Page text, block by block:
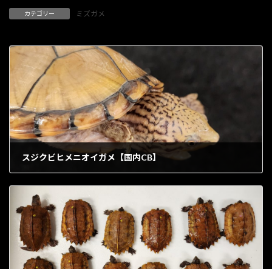
カテゴリー ミズガメ
スジクビヒメニオイガメ【国内CB】